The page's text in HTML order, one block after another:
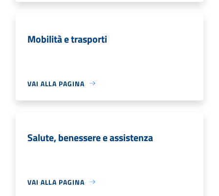
Mobilità e trasporti
VAI ALLA PAGINA
Salute, benessere e assistenza
VAI ALLA PAGINA